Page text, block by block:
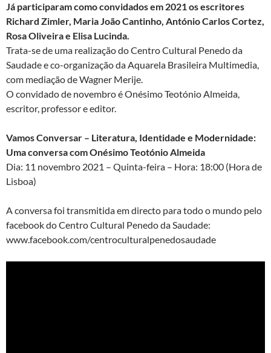
Já participaram como convidados em 2021 os escritores
Richard Zimler, Maria João Cantinho, António Carlos Cortez,
Rosa Oliveira e Elisa Lucinda.
Trata-se de uma realização do Centro Cultural Penedo da
Saudade e co-organização da Aquarela Brasileira Multimedia,
com mediação de Wagner Merije.
O convidado de novembro é Onésimo Teotónio Almeida,
escritor, professor e editor.
Vamos Conversar – Literatura, Identidade e Modernidade:
Uma conversa com Onésimo Teotónio Almeida
Dia: 11 novembro 2021 – Quinta-feira – Hora: 18:00 (Hora de
Lisboa)
A conversa foi transmitida em directo para todo o mundo pelo
facebook do Centro Cultural Penedo da Saudade:
www.facebook.com/centroculturalpenedosaudade